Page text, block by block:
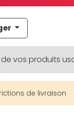
de vos produits
de livraison